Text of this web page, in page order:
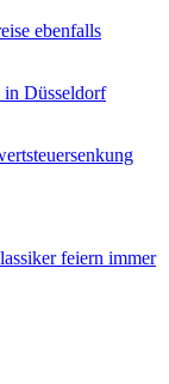
ebenfalls
feiern immer